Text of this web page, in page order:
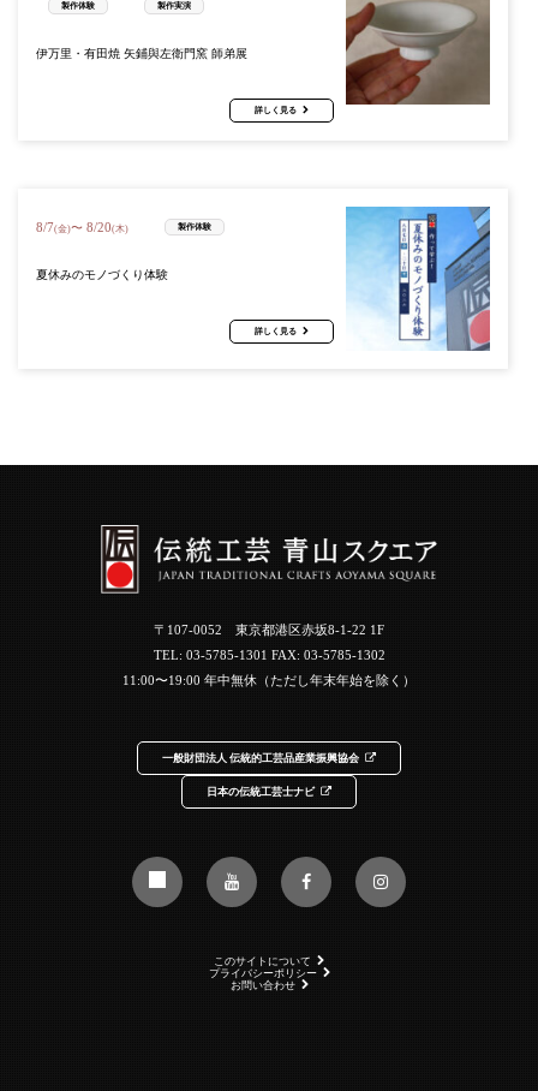
製作体験 製作実演
伊万里・有田焼 矢鋪與左衛門窯 師弟展
詳しく見る
8/7(金)〜 8/20(木) 製作体験
夏休みのモノづくり体験
詳しく見る
〒107-0052 東京都港区赤坂8-1-22 1F
TEL: 03-5785-1301 FAX: 03-5785-1302
11:00〜19:00 年中無休（ただし年末年始を除く）
一般財団法人 伝統的工芸品産業振興協会
日本の伝統工芸士ナビ
このサイトについて
プライバシーポリシー
お問い合わせ